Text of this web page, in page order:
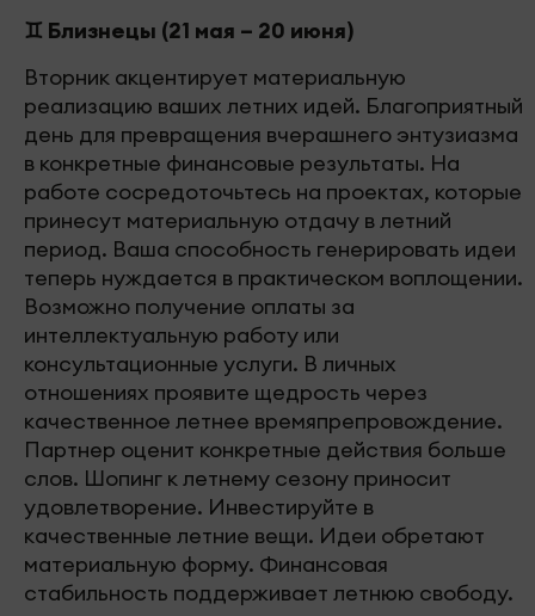
♊ Близнецы (21 мая – 20 июня)
Вторник акцентирует материальную
реализацию ваших летних идей. Благоприятный
день для превращения вчерашнего энтузиазма
в конкретные финансовые результаты. На
работе сосредоточьтесь на проектах, которые
принесут материальную отдачу в летний
период. Ваша способность генерировать идеи
теперь нуждается в практическом воплощении.
Возможно получение оплаты за
интеллектуальную работу или
консультационные услуги. В личных
отношениях проявите щедрость через
качественное летнее времяпрепровождение.
Партнер оценит конкретные действия больше
слов. Шопинг к летнему сезону приносит
удовлетворение. Инвестируйте в
качественные летние вещи. Идеи обретают
материальную форму. Финансовая
стабильность поддерживает летнюю свободу.